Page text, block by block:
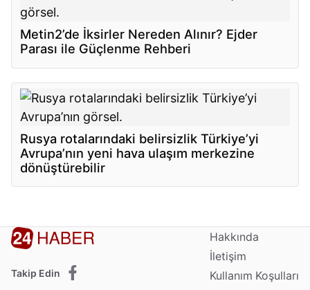
Metin2’de İksirler Nereden Alınır? Ejder
Parası ile Güçlenme Rehberi
Rusya rotalarındaki belirsizlik Türkiye’yi
Avrupa’nın yeni hava ulaşım merkezine
dönüştürebilir
Takip Edin
Hakkında
İletişim
Kullanım Koşulları